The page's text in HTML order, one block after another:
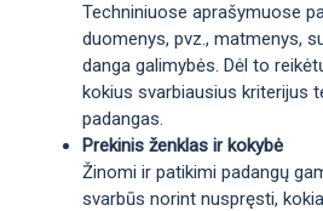
Techniniuose aprašymuose
duomenys, pvz., matmenys,
danga galimybės. Dėl to
kokius svarbiausius kriterijus
padangas.
Prekinis ženklas ir kokybė
Žinomi ir patikimi padangų
svarbūs norint nuspręsti,